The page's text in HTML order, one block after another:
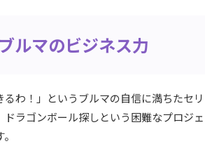
ルマのビジネス力
わ！」というブルマの自信に満ちたセリ
ラゴンボール探しという困難なプロジェ